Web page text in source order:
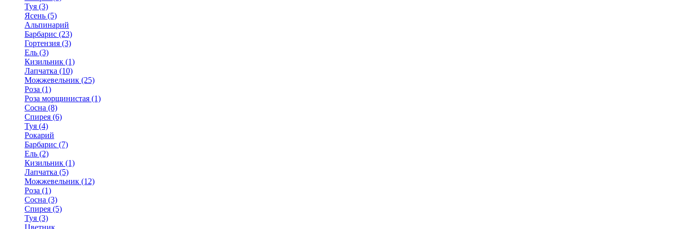
Туя (3)
Ясень (5)
Альпинарий
Барбарис (23)
Гортензия (3)
Ель (3)
Кизильник (1)
Лапчатка (10)
Можжевельник (25)
Роза (1)
Роза морщинистая (1)
Сосна (8)
Спирея (6)
Туя (4)
Рокарий
Барбарис (7)
Ель (2)
Кизильник (1)
Лапчатка (5)
Можжевельник (12)
Роза (1)
Сосна (3)
Спирея (5)
Туя (3)
Цветник